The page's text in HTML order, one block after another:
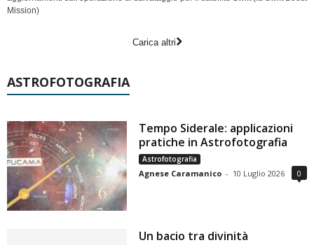
Mission)
Carica altri
ASTROFOTOGRAFIA
Tempo Siderale: applicazioni
pratiche in Astrofotografia
Astrofotografia
Agnese Caramanico - 10 Luglio 2026 0
Un bacio tra divinità